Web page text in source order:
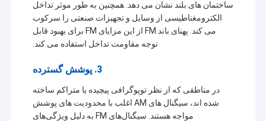
ساختمان های بلند نشان می دهد. همچنین به طور موثر تداخل
الکترومغناطیسی از وسایل و تجهیزات صنعتی را سرکوب
می کند. پهنای باند FM از این مزایای FM برای بهبود قابل
توجه مقاومت تداخل استفاده می کند.
3. پوشش گسترده
در مناطقی که از نظر توپوگرافی پیچیده یا متراکم ساخته
شده اند، سیگنال های AM اغلب با محدودیت های پوشش
مواجه هستند. سیگنال‌های FM به دلیل ویژگی‌های